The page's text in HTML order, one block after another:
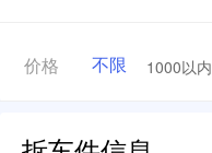
价格 不限 1000以内